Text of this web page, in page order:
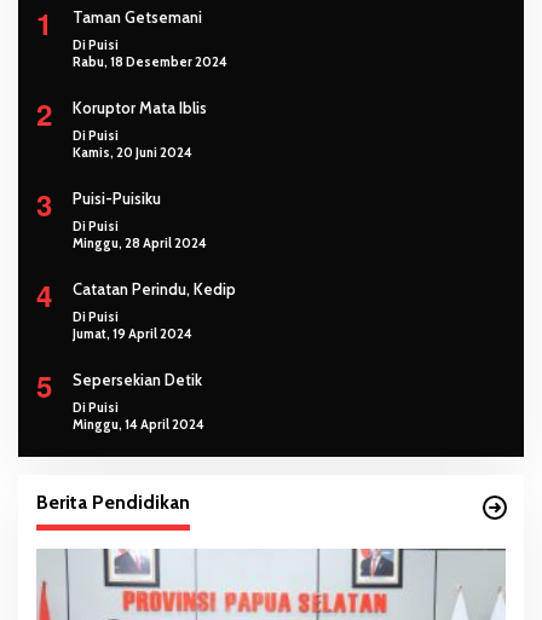
1 Taman Getsemani
Di Puisi
Rabu, 18 Desember 2024
2 Koruptor Mata Iblis
Di Puisi
Kamis, 20 Juni 2024
3 Puisi-Puisiku
Di Puisi
Minggu, 28 April 2024
4 Catatan Perindu, Kedip
Di Puisi
Jumat, 19 April 2024
5 Sepersekian Detik
Di Puisi
Minggu, 14 April 2024
Berita Pendidikan